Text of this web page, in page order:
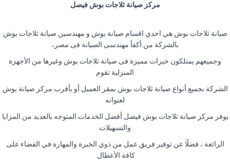
مركز صيانة ثلاجات بوش فيصل
صيانة ثلاجات بوش هي احدي اقسام صيانة بوش و مهندسين صيانة ثلاجات بوش
بالشركة من أكفأ مهندسى الصيانة فى مصر،
وجميعهم يمتلكون خبرات مميزة فى صيانة ثلاجات بوش وغيرها من الأجهزة
المنزلية تقوم
الشركة بجميع أنواع صيانة ثلاجات بوش بمقر العميل أو بأقرب مركز صيانة بوش
لعنوانه
يوفر مركز صيانة ثلاجات بوش فيصل أفضل الخدمات المتوجه بالعديد من المزايا
والتسهيلات
الرائعة ، فضلًا عن توفير فريق عمل من ذوي الخبرة والمهارة في القضاء على
كافة الأعطال.